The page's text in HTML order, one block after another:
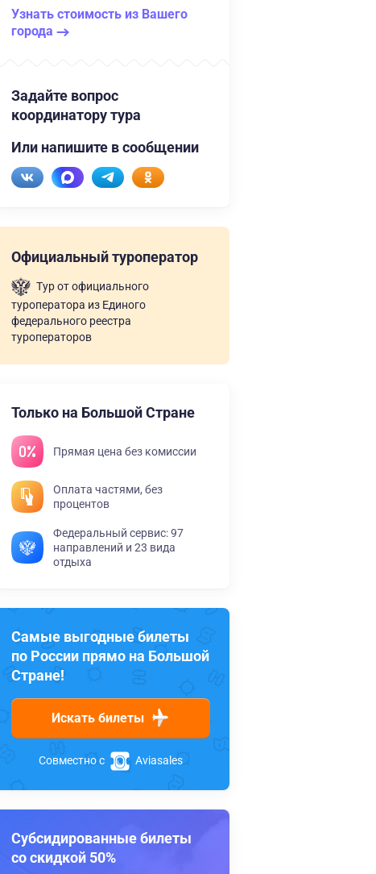
Узнать стоимость из Вашего
города
Задайте вопрос
координатору тура
Или напишите в сообщении
Официальный туроператор
Тур от официального
туроператора из Единого
федерального реестра
туроператоров
Только на Большой Стране
Прямая цена без комиссии
Оплата частями, без
процентов
Федеральный сервис: 97
направлений и 23 вида
отдыха
Самые выгодные билеты
по России прямо на Большой
Стране!
Искать билеты
Совместно с Aviasales
Субсидированные билеты
со скидкой 50%